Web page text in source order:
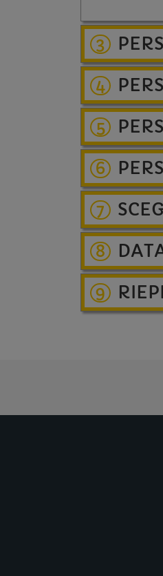
3
4
5
6
7
8
9